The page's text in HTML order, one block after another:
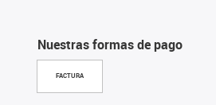
Nuestras formas de pago
FACTURA